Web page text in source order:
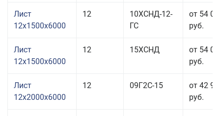
Лист
12x1500x6000
12
10ХСНД-12-
ГС
от 54
руб.
Лист
12x1500x6000
12 15ХСНД
от 54
руб.
Лист
12x2000x6000
12 09Г2С-15
от 42
руб.